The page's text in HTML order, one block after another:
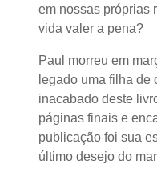
em nossas próprias
vida valer a pena?
Paul morreu em
legado uma filha de
inacabado deste
páginas finais e
publicação foi sua
último desejo do